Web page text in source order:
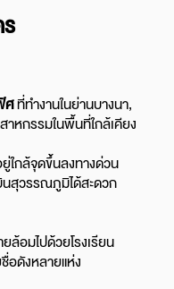
ศที่ทำงานในย่านบางนา,
หกรรมในพื้นที่ใกล้เคียง
ยู่ใกล้จุดขึ้นลงทางด่วน
นสุวรรณภูมิได้สะดวก
ล้อมไปด้วยโรงเรียน
อดังหลายแห่ง